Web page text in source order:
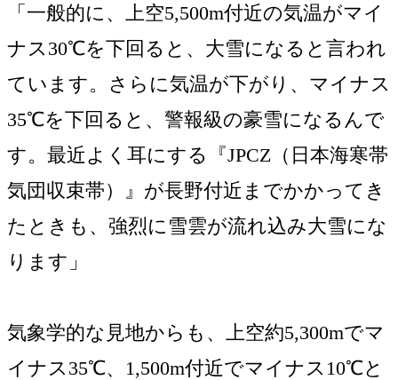
「一般的に、上空5,500m付近の気温がマイ
ナス30℃を下回ると、大雪になると言われ
ています。さらに気温が下がり、マイナス
35℃を下回ると、警報級の豪雪になるんで
す。最近よく耳にする『JPCZ（日本海寒帯
気団収束帯）』が長野付近までかかってき
たときも、強烈に雪雲が流れ込み大雪にな
ります」
気象学的な見地からも、上空約5,300mでマ
イナス35℃、1,500m付近でマイナス10℃と